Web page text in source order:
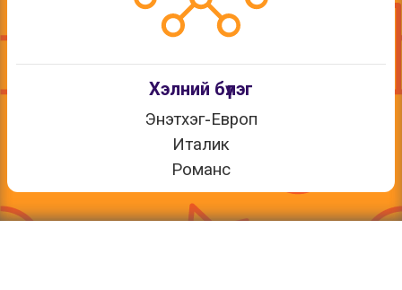
Хэлний бүлэг
Энэтхэг-Европ
Италик
Романс